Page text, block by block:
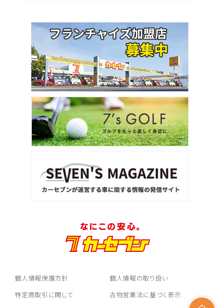
個人情報保護方針
個人情報の取り扱い
特定商取引に関して
古物営業法に基づく表示